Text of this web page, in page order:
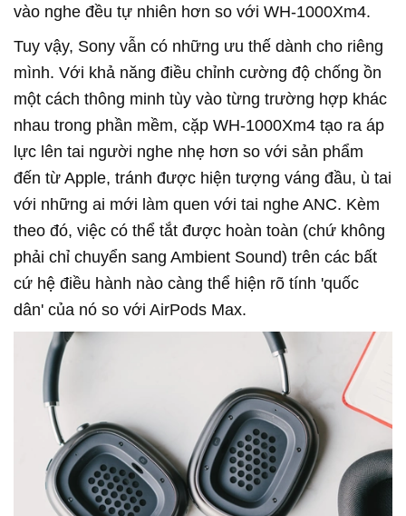
vào nghe đều tự nhiên hơn so với WH-1000Xm4.
Tuy vậy, Sony vẫn có những ưu thế dành cho riêng
mình. Với khả năng điều chỉnh cường độ chống ồn
một cách thông minh tùy vào từng trường hợp khác
nhau trong phần mềm, cặp WH-1000Xm4 tạo ra áp
lực lên tai người nghe nhẹ hơn so với sản phẩm
đến từ Apple, tránh được hiện tượng váng đầu, ù tai
với những ai mới làm quen với tai nghe ANC. Kèm
theo đó, việc có thể tắt được hoàn toàn (chứ không
phải chỉ chuyển sang Ambient Sound) trên các bất
cứ hệ điều hành nào càng thể hiện rõ tính 'quốc
dân' của nó so với AirPods Max.